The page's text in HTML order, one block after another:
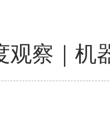
观察｜机